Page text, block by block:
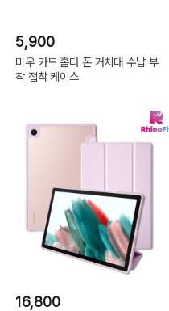
5,900
미우 카드 홀더 폰 거치대 수납 부
착 접착 케이스
16,800